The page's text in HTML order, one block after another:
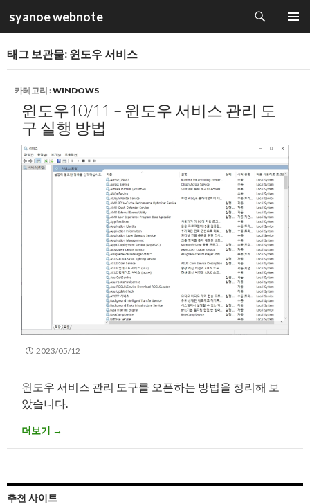
syanoe webnote
색
츠
로
건
태그 보관물: 윈도우 서비스
카테고리 :WINDOWS
윈도우10/11 – 윈도우 서비스 관리 도
구 실행 방법
2023/05/12
윈도우 서비스 관리 도구를 오픈하는 방법을 정리해 보
았습니다.
윈도우10/11 – 윈도우 서비스 관리 도구 실행 방법
더보기 →
추천 사이트